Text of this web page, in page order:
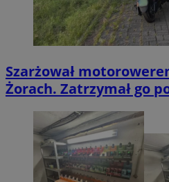
Szarżował
Żorach. Zatrzymał go